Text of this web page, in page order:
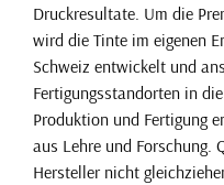
Druckresultate. Um die
wird die Tinte im eigenen
Schweiz entwickelt und
Fertigungsstandorten in
Produktion und Fertigung
aus Lehre und
Hersteller nicht